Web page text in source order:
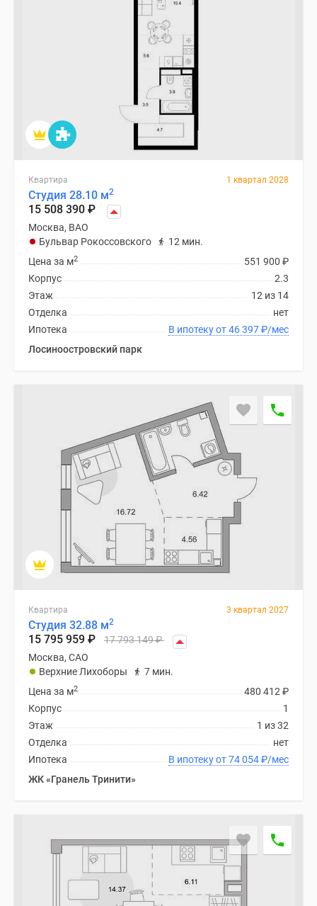
Квартира 1 квартал 2028
Студия 28.10 м2
15 508 390 ₽
Москва, ВАО
Бульвар Рокоссовского
12 мин.
551 900 ₽
Цена за м2
2.3
Корпус
12 из 14
Этаж
нет
Отделка
В ипотеку от 46 397₽/мес
Ипотека
Лосиноостровский парк
Квартира 3 квартал 2027
Студия 32.88 м2
15 795 959 ₽ 17 793 149₽
Москва, САО
Верхние Лихоборы
7 мин.
480 412 ₽
Цена за м2
1
Корпус
1 из 32
Этаж
нет
Отделка
В ипотеку от 74 054₽/мес
Ипотека
ЖК «Гранель Тринити»